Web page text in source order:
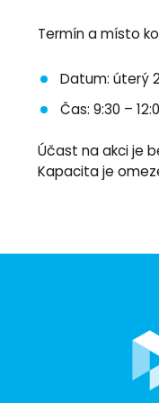
Termín a místo
Datum: úterý
Čas: 9:30 –
Účast na akci je
Kapacita je